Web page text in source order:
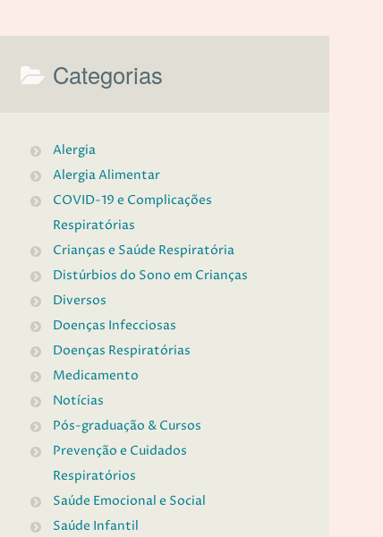
Categorias
Alergia
Alergia Alimentar
COVID-19 e Complicações
Respiratórias
Crianças e Saúde Respiratória
Distúrbios do Sono em Crianças
Diversos
Doenças Infecciosas
Doenças Respiratórias
Medicamento
Notícias
Pós-graduação & Cursos
Prevenção e Cuidados
Respiratórios
Saúde Emocional e Social
Saúde Infantil